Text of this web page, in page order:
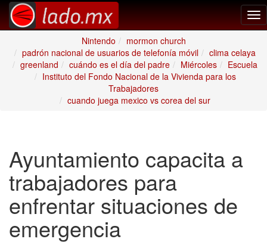
Nintendo
mormon church
padrón nacional de usuarios de telefonía móvil
clima celaya
greenland
cuándo es el día del padre Miércoles
Escuela
Instituto del Fondo Nacional de la Vivienda para los
Trabajadores
cuando juega mexico vs corea del sur
Ayuntamiento capacita a
trabajadores para
enfrentar situaciones de
emergencia